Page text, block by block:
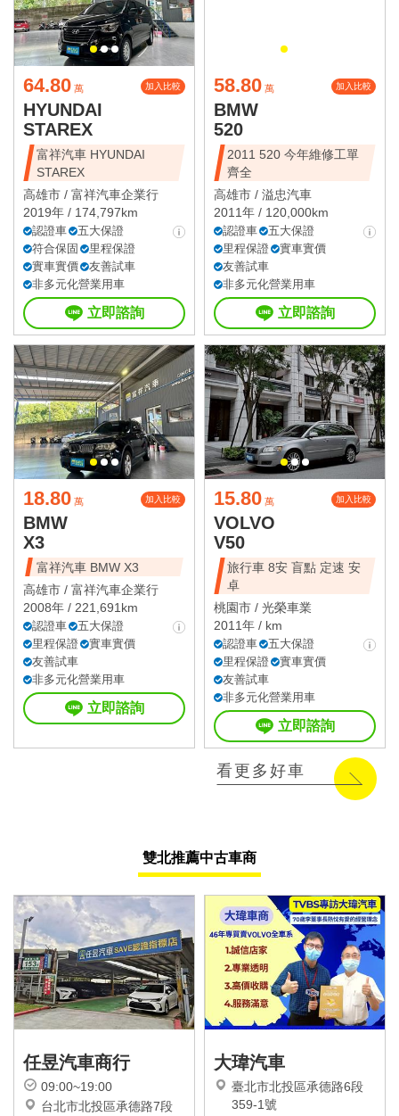
64.80 萬 加入比較
HYUNDAI
STAREX
富祥汽車 HYUNDAI
STAREX
高雄市 / 富祥汽車企業行
2019年 / 174,797km
認證車
五大保證
符合保固
里程保證
實車實價
友善試車
非多元化營業用車
立即諮詢
58.80 萬 加入比較
BMW
520
2011 520 今年維修工單
齊全
高雄市 / 溢忠汽車
2011年 / 120,000km
認證車
五大保證
里程保證
實車實價
友善試車
非多元化營業用車
立即諮詢
18.80 萬 加入比較
BMW
X3
富祥汽車 BMW X3
高雄市 / 富祥汽車企業行
2008年 / 221,691km
認證車
五大保證
里程保證
實車實價
友善試車
非多元化營業用車
立即諮詢
15.80 萬 加入比較
VOLVO
V50
旅行車 8安 盲點 定速 安
卓
桃園市 / 光榮車業
2011年 / km
認證車
五大保證
里程保證
實車實價
友善試車
非多元化營業用車
立即諮詢
看更多好車
雙北推薦中古車商
任昱汽車商行
09:00~19:00
台北市北投區承德路7段
大瑋汽車
臺北市北投區承德路6段
359-1號